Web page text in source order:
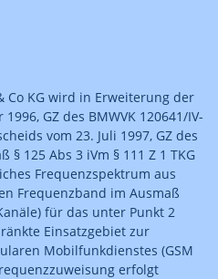
Co KG wird in Erweiterung der
GZ des BMWVK 120641/IV-
vom 23. Juli 1997, GZ des
§ 125 Abs 3 iVm § 111 Z 1 TKG
Frequenzspektrum aus
Frequenzband im Ausmaß
für das unter Punkt 2
Einsatzgebiet zur
Mobilfunkdienstes (GSM
erfolgt